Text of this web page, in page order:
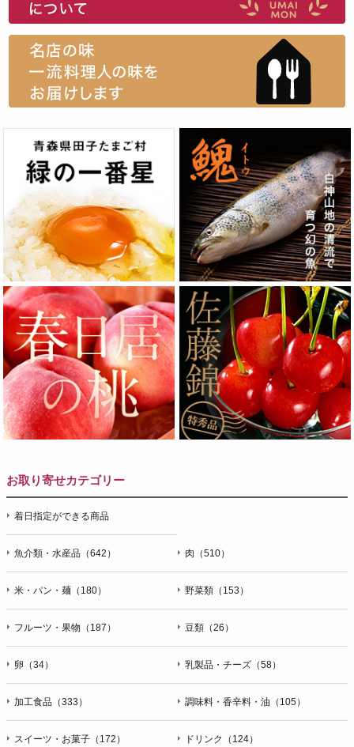
お取り寄せカテゴリー
着日指定ができる商品
魚介類・水産品（642） 肉（510）
米・パン・麺（180） 野菜類（153）
フルーツ・果物（187） 豆類（26）
卵（34） 乳製品・チーズ（58）
加工食品（333） 調味料・香辛料・油（105）
スイーツ・お菓子（172） ドリンク（124）